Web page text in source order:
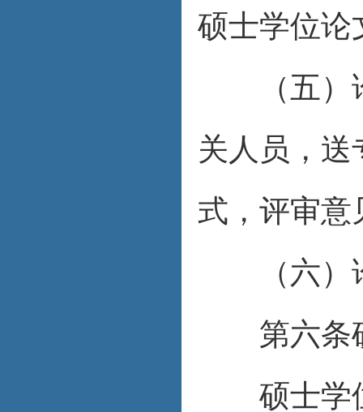
硕士学位论
（五）论
关人员，
式，评审意
（六）论
第六条
硕士学位